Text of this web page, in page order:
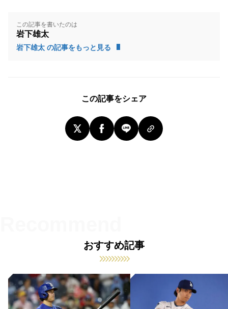
この記事を書いたのは
岩下雄太
岩下雄太 の記事をもっと見る
この記事をシェア
おすすめ記事